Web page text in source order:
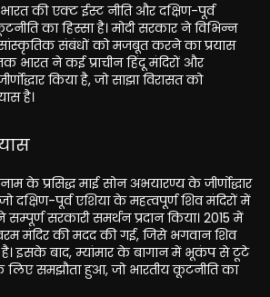
की एक्ट ईस्ट नीति और दक्षिण-पूर्व
का हिस्सा है। मोदी सरकार ने विभिन्न
संबंधों को मजबूत करने का प्रयास
भारत ने कई प्राचीन हिंदू मंदिरों और
किया है, जो साझा विरासत को
है।
के प्रसिद्ध माई सोन अभयारण्य के जीर्णोद्धार
दक्षिण-पूर्व एशिया के महत्वपूर्ण शिव मंदिरों में
सरकारी समर्थन प्रदान किया। 2015 में
मंदिर की मदद की गई, जिसे भगवान शिव
है। इसके बाद, म्यांमार के बागान में भूकंप से टूटे
समझौता हुआ, जो भारतीय कूटनीति का